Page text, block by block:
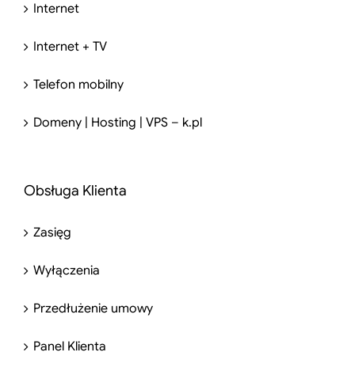
Internet
Internet + TV
Telefon mobilny
Domeny | Hosting | VPS – k.pl
Obsługa Klienta
Zasięg
Wyłączenia
Przedłużenie umowy
Panel Klienta